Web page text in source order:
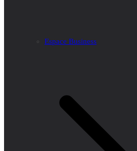
Espace Business